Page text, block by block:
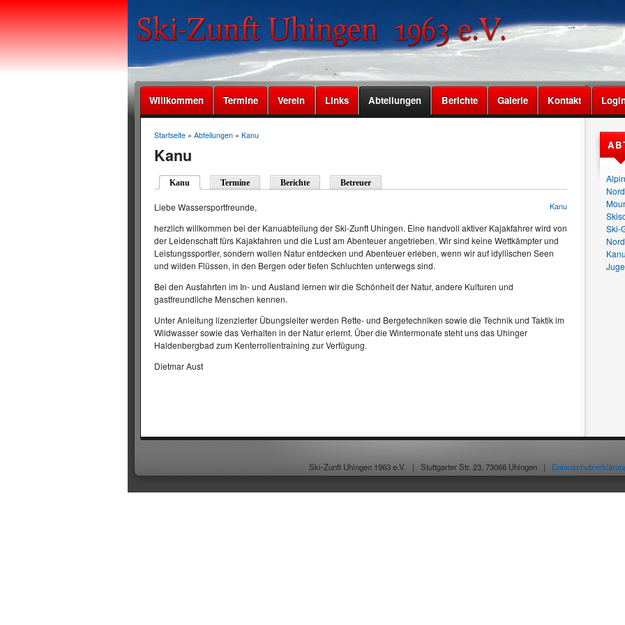
Willkommen Termine Verein Links Abteilungen Berichte Galerie Kontakt
Alpin
Ski-
Startseite» Abteilungen» Kanu
Kanu
Kanu Termine Berichte Betreuer
Kanu
Liebe Wassersportfreunde,
herzlich willkommen bei der Kanuabteilung der Ski-Zunft Uhingen. Eine handvoll aktiver Kajakfahrer wird von
der Leidenschaft fürs Kajakfahren und die Lust am Abenteuer angetrieben. Wir sind keine Wettkämpfer und
Leistungssportler, sondern wollen Natur entdecken und Abenteuer erleben, wenn wir auf idyllischen Seen
und wilden Flüssen, in den Bergen oder tiefen Schluchten unterwegs sind.
Bei den Ausfahrten im In- und Ausland lernen wir die Schönheit der Natur, andere Kulturen und
gastfreundliche Menschen kennen.
Unter Anleitung lizenzierter Übungsleiter werden Rette- und Bergetechniken sowie die Technik und Taktik im
Wildwasser sowie das Verhalten in der Natur erlernt. Über die Wintermonate steht uns das Uhinger
Haldenbergbad zum Kenterrollentraining zur Verfügung.
Dietmar Aust
Ski-Zunft Uhingen 1963 e.V. | Stuttgarter Str. 23, 73066 Uhingen |